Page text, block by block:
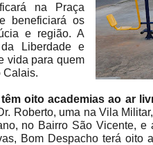
na Praça
beneficiará os
e região. A
Liberdade e
vida para quem
Calais.
oito academias ao ar
Roberto, uma na Vila
no Bairro São Vicente,
Bom Despacho terá oito